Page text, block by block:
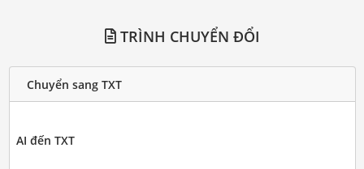
TRÌNH CHUYỂN ĐỔI
Chuyển sang TXT
AI đến TXT